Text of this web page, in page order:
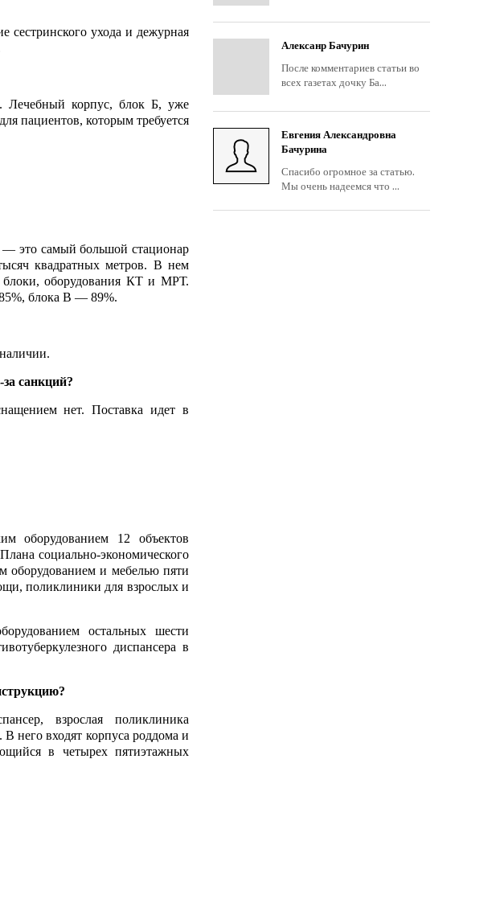
сестринского ухода и дежурная
Лечебный корпус, блок Б, уже
пациентов, которым требуется
это самый большой стационар
квадратных метров. В нем
блоки, оборудования КТ и МРТ.
85%, блока В — 89%.
санкций?
нет. Поставка идет в
оборудованием 12 объектов
социально-экономического
оборудованием и мебелью пяти
поликлиники для взрослых и
остальных шести
диспансера в
взрослая поликлиника
него входят корпуса роддома и
в четырех пятиэтажных
Алексанр Бачурин
После комментариев статьи во
всех газетах дочку Ба...
Евгения Александровна
Бачурина
Спасибо огромное за статью.
Мы очень надеемся что ...